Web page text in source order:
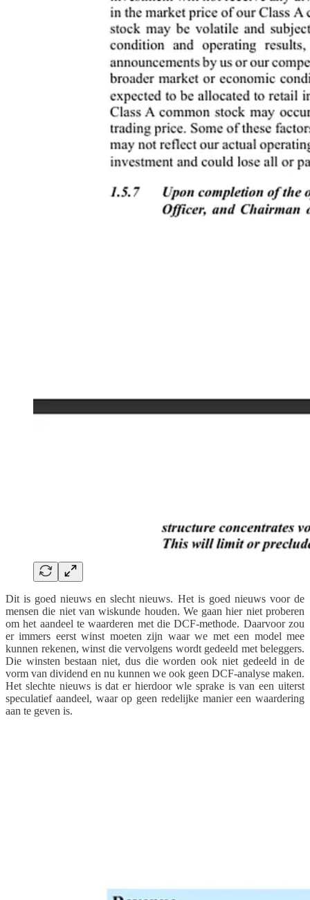
Dit is goed nieuws en slecht nieuws. Het is goed nieuws voor de
mensen die niet van wiskunde houden. We gaan hier niet proberen
om het aandeel te waarderen met die DCF-methode. Daarvoor zou
er immers eerst winst moeten zijn waar we met een model mee
kunnen rekenen, winst die vervolgens wordt gedeeld met beleggers.
Die winsten bestaan niet, dus die worden ook niet gedeeld in de
vorm van dividend en nu kunnen we ook geen DCF-analyse maken.
Het slechte nieuws is dat er hierdoor wle sprake is van een uiterst
speculatief aandeel, waar op geen redelijke manier een waardering
aan te geven is.